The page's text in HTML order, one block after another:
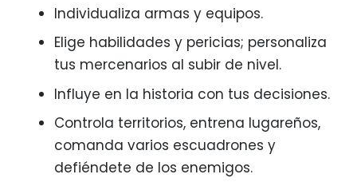
Individualiza armas y equipos.
Elige habilidades y pericias; personaliza
tus mercenarios al subir de nivel.
Influye en la historia con tus decisiones.
Controla territorios, entrena lugareños,
comanda varios escuadrones y
defiéndete de los enemigos.